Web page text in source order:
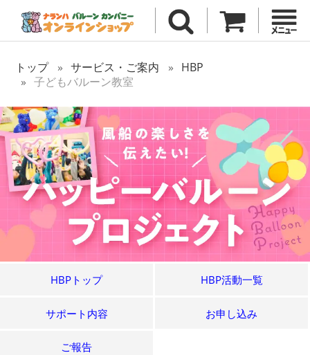
トップ サービス・ご案内
HBP
子どもバルーン教室
HBPトップ HBP活動一覧
サポート内容 お申し込み
ご報告